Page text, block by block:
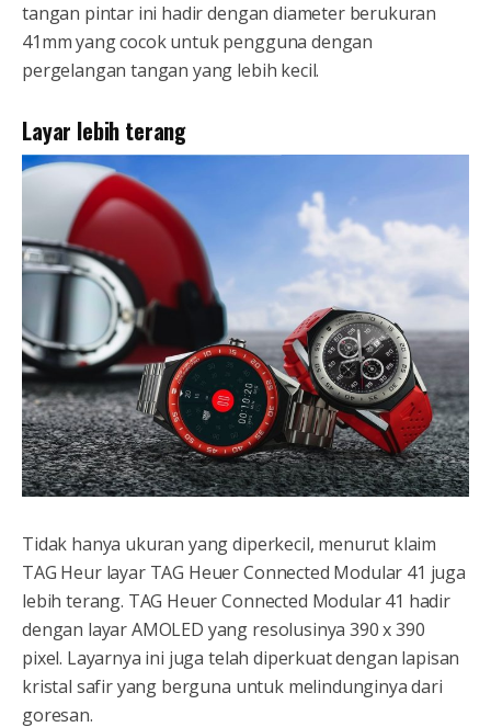
tangan pintar ini hadir dengan diameter berukuran
41mm yang cocok untuk pengguna dengan
pergelangan tangan yang lebih kecil.
Layar lebih terang
Tidak hanya ukuran yang diperkecil, menurut klaim
TAG Heur layar TAG Heuer Connected Modular 41 juga
lebih terang. TAG Heuer Connected Modular 41 hadir
dengan layar AMOLED yang resolusinya 390 x 390
pixel. Layarnya ini juga telah diperkuat dengan lapisan
kristal safir yang berguna untuk melindunginya dari
goresan.